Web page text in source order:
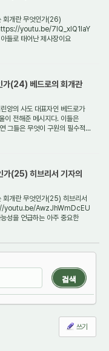
회개란 무엇인가(26)
youtu.be/7lQ_xIQ1IaY
들로 태어난 제사장이요
가(24) 베드로의 회개관
양의 사도 대표자인 베드로가
이 전해준 메시지다. 이들은
그들은 무엇이 구원의 필수적...
가(25) 히브리서 기자의
개란 무엇인가(25) 히브리서
youtu.be/AwzJhWmDcEU
성을 언급하는 아주 중요한
검색
쓰기